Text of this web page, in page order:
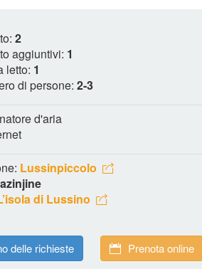
2
aggiuntivi: 1
letto: 1
di persone: 2-3
d'aria
Lussinpiccolo
di Lussino
delle richieste Prenota online